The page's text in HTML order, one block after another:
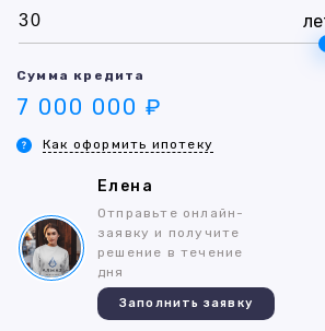
Сумма кредита
7 000 000 ₽
Как оформить ипотеку
Елена
Отправьте онлайн-
заявку и получите
решение в течение
дня
Заполнить заявку